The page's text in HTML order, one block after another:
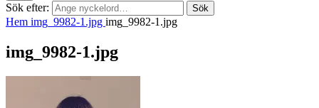
Sök efter: Sök
Hem img_9982-1.jpg img_9982-1.jpg
img_9982-1.jpg